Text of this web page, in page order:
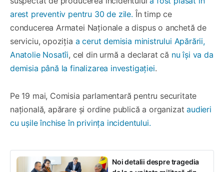
arest preventiv pentru 30 de zile. În timp ce
conducerea Armatei Naționale a dispus o anchetă de
serviciu, opoziția a cerut demisia ministrului Apărării,
Anatolie Nosatîi, cel din urmă a declarat că nu își va da
demisia până la finalizarea investigației.
Pe 19 mai, Comisia parlamentară pentru securitate
națională, apărare și ordine publică a organizataudieri
cu ușile închise în privința incidentului.
Noi detalii despre tragedia